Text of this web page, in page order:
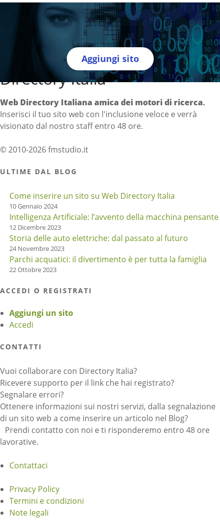
Aggiungi sito
Directory Italia
Web Directory Italiana amica dei motori di ricerca.
Inserisci il tuo sito web con l'inclusione veloce e verrà
visionato dal nostro staff entro 48 ore.
© 2010-2026 fmstudio.it
ULTIME DAL BLOG
Come inserire un sito su Web Directory Italia
10 Gennaio 2024
Intelligenza Artificiale: l’avvento della macchina pensante
12 Dicembre 2023
Storia delle auto elettriche: dal passato al futuro
24 Novembre 2023
Parchi acquatici: il divertimento è per tutta la famiglia
22 Ottobre 2023
ACCEDI O REGISTRATI
Aggiungi un sito
Accedi
CONTATTI
Vuoi collaborare con Directory Italia?
Ricevere supporto per il link che hai registrato?
Segnalare errori?
Ottenere informazioni sui nostri servizi, dalla segnalazione
di un sito web a come inserire un articolo nel Blog?
Prendi contatto con noi e ti risponderemo entro 48 ore
lavorative.
Contattaci
Privacy Policy
Termini e condizioni
Note legali